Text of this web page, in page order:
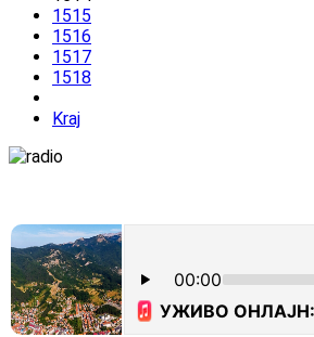
1515
1516
1517
1518
Kraj